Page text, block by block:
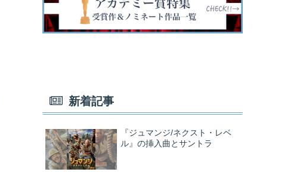
新着記事
『ジュマンジ/ネクスト・レベ
ル』の挿入曲とサントラ